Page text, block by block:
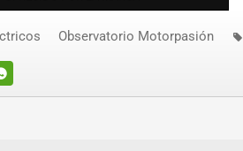
Observatorio Motorpasión